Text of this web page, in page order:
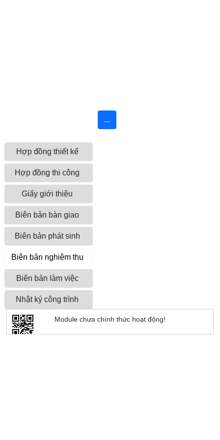
Hợp đồng thiết kế
Hợp đồng thi công
Giấy giới thiệu
Biên bản bàn giao
Biên bản phát sinh
Biên bản nghiệm thu
Biên bản làm việc
Nhật ký công trình
...
Module chưa chính thức hoạt động!